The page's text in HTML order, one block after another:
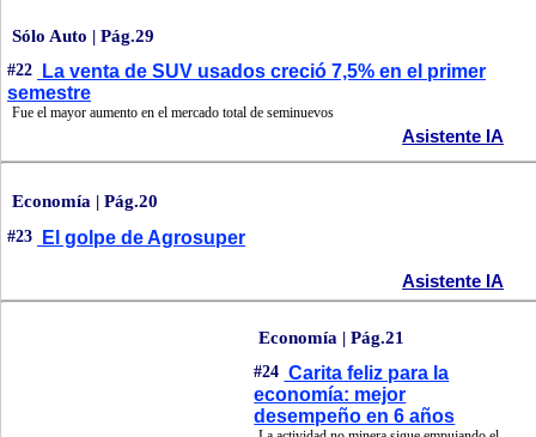
Sólo Auto | Pág.29
#22
La venta de SUV usados creció 7,5% en el primer
semestre
Fue el mayor aumento en el mercado total de seminuevos
Asistente IA
Economía | Pág.20
#23 El golpe de Agrosuper
Asistente IA
Economía | Pág.21
#24 Carita feliz para la
economía: mejor
desempeño en 6 años